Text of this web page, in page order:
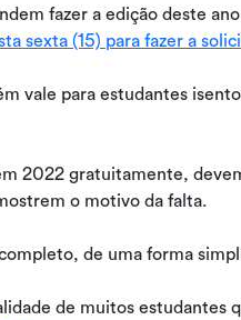
fazer a edição deste
sexta (15) para fazer a
vale para estudantes
2022 gratuitamente,
o motivo da falta.
de uma forma
de muitos estudantes